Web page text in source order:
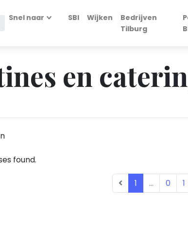
Snel naar SBI Wijken
Bedrijven
Tilburg
en
found.
1 ... 0 1